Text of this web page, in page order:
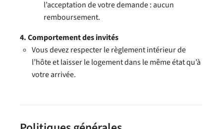
l’acceptation de votre demande : aucun
remboursement.
4. Comportement des invités
Vous devez respecter le règlement intérieur de
l’hôte et laisser le logement dans le même état qu’à
votre arrivée.